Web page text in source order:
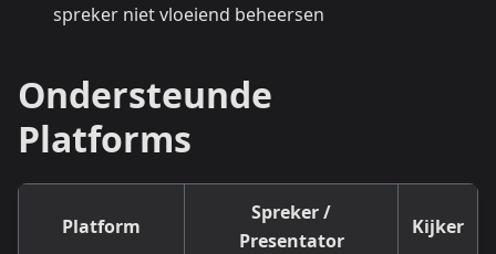
spreker niet vloeiend beheersen
Ondersteunde
Platforms
Platform
Spreker /
Presentator
Kijker